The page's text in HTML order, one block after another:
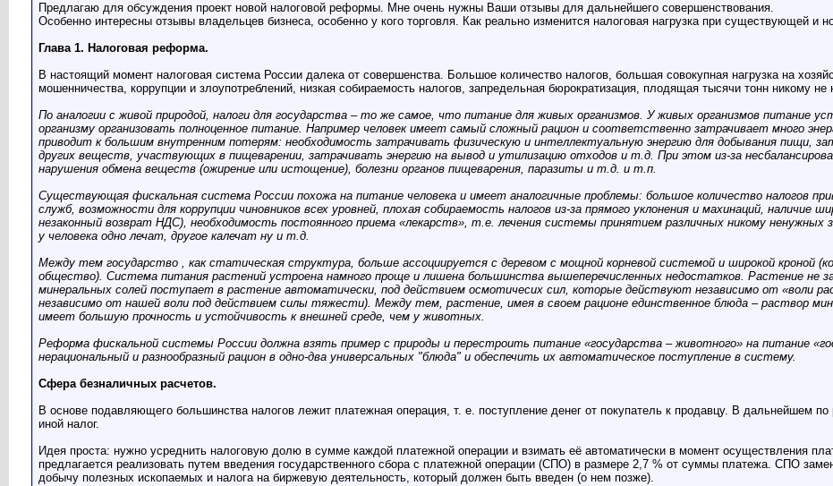
Предлагаю для обсуждения проект новой налоговой реформы. Мне очень нужны Ваши отзывы для дальнейшего совершенствования.
Особенно интересны отзывы владельцев бизнеса, особенно у кого торговля. Как реально изменится налоговая нагрузка при существующей и
Глава 1. Налоговая реформа.
В настоящий момент налоговая система России далека от совершенства. Большое количество налогов, большая совокупная нагрузка на
мошенничества, коррупции и злоупотреблений, низкая собираемость налогов, запредельная бюрократизация, плодящая тысячи тонн никому
По аналогии с живой природой, налоги для государства – то же самое, что питание для живых организмов. У живых организмов питание
организму организовать полноценное питание. Например человек имеет самый сложный рацион и соответственно затрачивает много
приводит к большим внутренним потерям: необходимость затрачивать физическую и интеллектуальную энергию для добывания пищи,
других веществ, участвующих в пищеварении, затрачивать энергию на вывод и утилизацию отходов и т.д. При этом из-за
нарушения обмена веществ (ожирение или истощение), болезни органов пищеварения, паразиты и т.д. и т.п.
Существующая фискальная система России похожа на питание человека и имеет аналогичные проблемы: большое количество налогов
служб, возможности для коррупции чиновников всех уровней, плохая собираемость налогов из-за прямого уклонения и махинаций, наличие
незаконный возврат НДС), необходимость постоянного приема «лекарств», т.е. лечения системы принятием различных никому ненужных
у человека одно лечат, другое калечат ну и т.д.
Между тем государство , как статическая структура, больше ассоциируется с деревом с мощной корневой системой и широкой кроной
общество). Система питания растений устроена намного проще и лишена большинства вышеперечисленных недостатков. Растение не
минеральных солей поступает в растение автоматически, под действием осмотичесих сил, которые действуют независимо от «воли
независимо от нашей воли под действием силы тяжести). Между тем, растение, имея в своем рационе единственное блюда – раствор
имеет большую прочность и устойчивость к внешней среде, чем у животных.
Реформа фискальной системы России должна взять пример с природы и перестроить питание «государства – животного» на питание
нерациональный и разнообразный рацион в одно-два универсальных "блюда" и обеспечить их автоматическое поступление в систему.
Сфера безналичных расчетов.
В основе подавляющего большинства налогов лежит платежная операция, т. е. поступление денег от покупатель к продавцу. В дальнейшем
иной налог.
Идея проста: нужно усреднить налоговую долю в сумме каждой платежной операции и взимать её автоматически в момент осуществления
предлагается реализовать путем введения государственного сбора с платежной операции (СПО) в размере 2,7 % от суммы платежа. СПО
добычу полезных ископаемых и налога на биржевую деятельность, который должен быть введен (о нем позже).